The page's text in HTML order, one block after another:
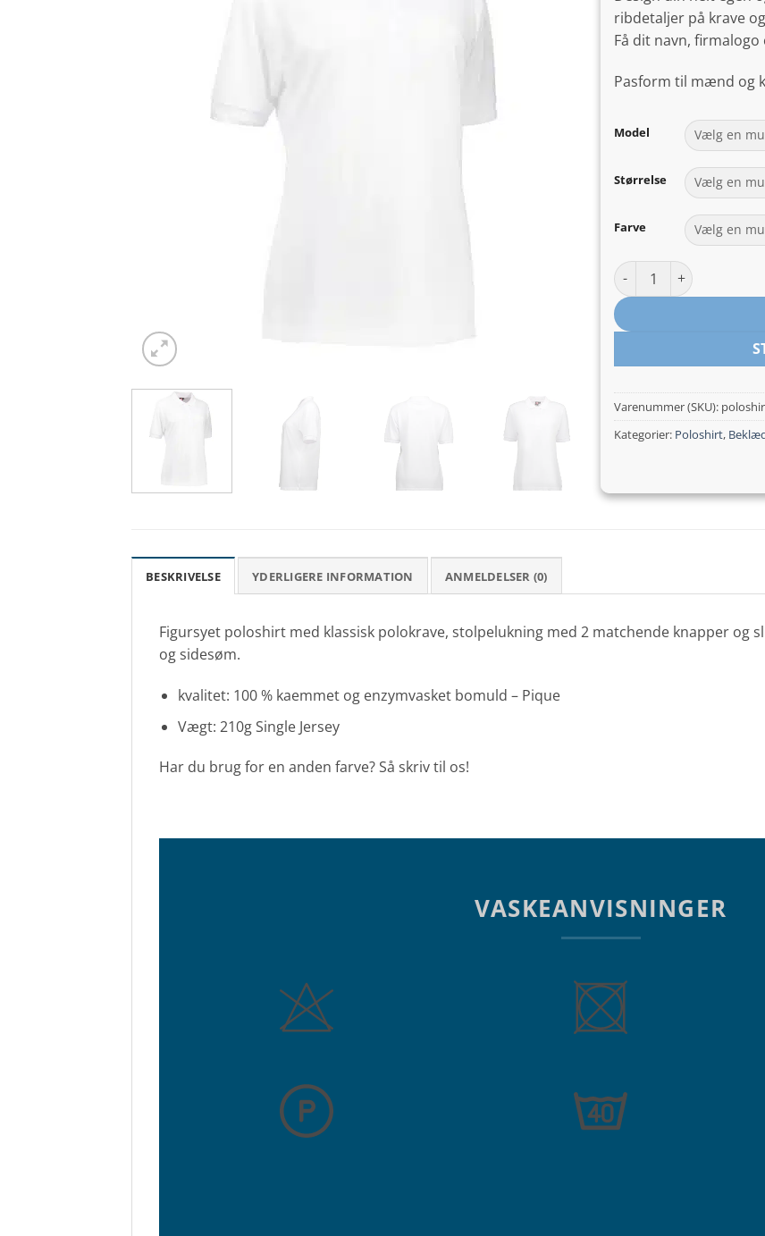
ribdetaljer på krave
Få dit navn,
Pasform til mænd og
Model
Størrelse
Farve
Poloshirt med tryk antal
Varenummer (SKU):
Kategorier: Poloshirt,
BESKRIVELSE YDERLIGERE INFORMATION ANMELDELSER (0)
Figursyet poloshirt med klassisk polokrave, stolpelukning med 2 matchende knapper og
og sidesøm.
kvalitet: 100 % kaemmet og enzymvasket bomuld – Pique
Vægt: 210g Single Jersey
Har du brug for en anden farve? Så skriv til os!
VASKEANVISNINGER